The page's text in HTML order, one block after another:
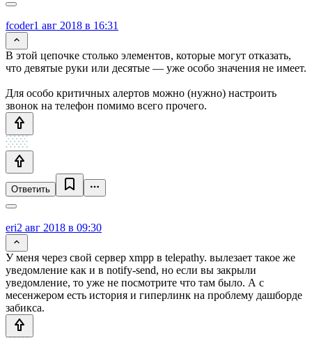
fcoder1 авг 2018 в 16:31
В этой цепочке столько элементов, которые могут отказать,
что девятые руки или десятые — уже особо значения не имеет.
Для особо критичных алертов можно (нужно) настроить
звонок на телефон помимо всего прочего.
Ответить
eri2 авг 2018 в 09:30
У меня через свой сервер xmpp в telepathy. вылезает такое же
уведомление как и в notify-send, но если вы закрыли
уведомление, то уже не посмотрите что там было. А с
месенжером есть история и гиперлинк на проблему дашборде
забикса.